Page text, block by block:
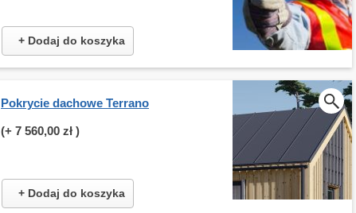
+ Dodaj do koszyka
Pokrycie dachowe Terrano
(+ 7 560,00 zł )
+ Dodaj do koszyka